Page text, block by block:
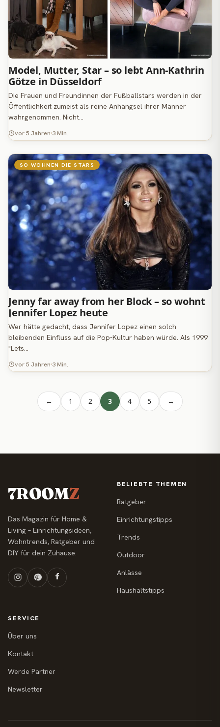
Model, Mutter, Star – so lebt Ann-Kathrin
Götze in Düsseldorf
Die Frauen und Freundinnen der Fußballstars werden in der
Öffentlichkeit zumeist als reine Anhängsel ihrer Männer
wahrgenommen. Nicht…
vor 5 Jahren 3 Min.
SO WOHNEN DIE STARS
Jenny far away from her Block – so wohnt
Jennifer Lopez heute
Wer hätte gedacht, dass Jennifer Lopez einen solch
bleibenden Einfluss auf die Pop-Kultur haben würde. Als 1999
"Lets…
vor 5 Jahren 3 Min.
← 1 2 3 4 5 →
7ROOMZ
Das Magazin für Home &
Living – Einrichtungsideen,
Wohntrends, Ratgeber und
DIY für dein Zuhause.
BELIEBTE THEMEN
Ratgeber
Einrichtungstipps
Trends
Outdoor
Anlässe
Haushaltstipps
SERVICE
Über uns
Kontakt
Werde Partner
Newsletter